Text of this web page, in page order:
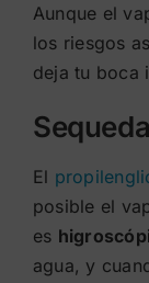
Aunque el
los riesgos
deja tu boca
El
posible el
es
agua, y